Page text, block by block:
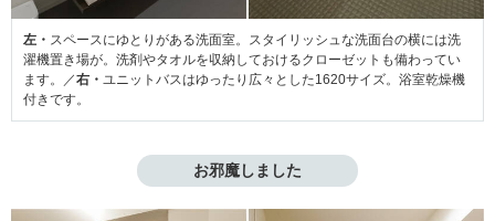
左・ スペースにゆとりがある洗面室。スタイリッシュな洗面台の横には洗
濯機置き場が。洗剤やタオルを収納しておけるクローゼットも備わってい
ます。／右・ ユニットバスはゆったり広々とした1620サイズ。浴室乾燥機
付きです。
お邪魔しました